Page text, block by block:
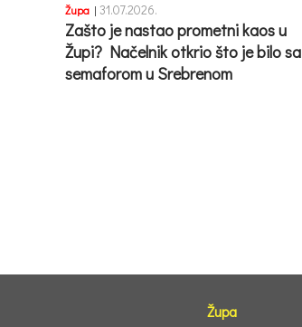
Župa | 31.07.2026.
Zašto je nastao prometni kaos u
Župi? Načelnik otkrio što je bilo sa
semaforom u Srebrenom
Župa